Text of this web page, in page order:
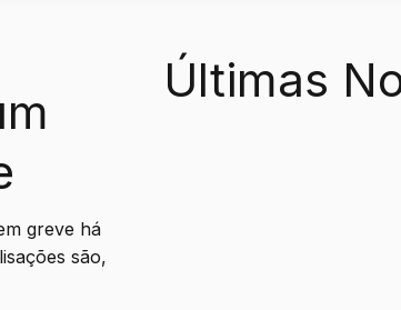
greve há
são,
Últimas